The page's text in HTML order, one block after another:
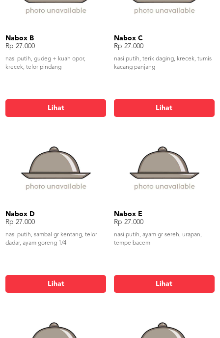
Nabox B
Rp 27.000
nasi putih, gudeg + kuah opor,
krecek, telor pindang
Lihat
Nabox C
Rp 27.000
nasi putih, terik daging, krecek, tumis
kacang panjang
Lihat
Nabox D
Rp 27.000
nasi putih, sambal gr kentang, telor
dadar, ayam goreng 1/4
Lihat
Nabox E
Rp 27.000
nasi putih, ayam gr sereh, urapan,
tempe bacem
Lihat